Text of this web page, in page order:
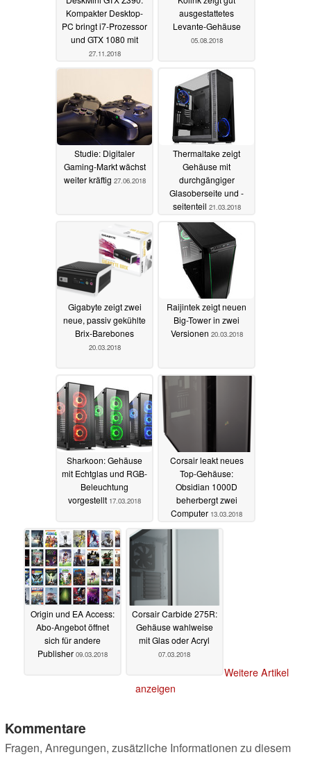
Kompakter Desktop-
PC bringt i7-Prozessor
und GTX 1080 mit
27.11.2018
ausgestattetes
Levante-Gehäuse
05.08.2018
Studie: Digitaler
Gaming-Markt wächst
weiter kräftig 27.06.2018
Thermaltake zeigt
Gehäuse mit
durchgängiger
Glasoberseite und -
seitenteil 21.03.2018
Gigabyte zeigt zwei
neue, passiv gekühlte
Brix-Barebones
20.03.2018
Raijintek zeigt neuen
Big-Tower in zwei
Versionen 20.03.2018
Sharkoon: Gehäuse
mit Echtglas und RGB-
Beleuchtung
vorgestellt 17.03.2018
Corsair leakt neues
Top-Gehäuse:
Obsidian 1000D
beherbergt zwei
Computer 13.03.2018
Origin und EA Access:
Abo-Angebot öffnet
sich für andere
Publisher 09.03.2018
Corsair Carbide 275R:
Gehäuse wahlweise
mit Glas oder Acryl
07.03.2018
Weitere Artikel
anzeigen
Kommentare
Fragen, Anregungen, zusätzliche Informationen zu diesem